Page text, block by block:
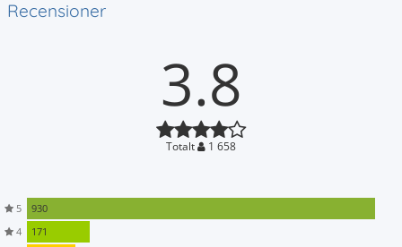
Recensioner
3.8
Totalt 1 658
5
930
4
171